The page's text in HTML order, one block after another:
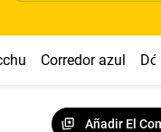
Corredor azul
Añadir El